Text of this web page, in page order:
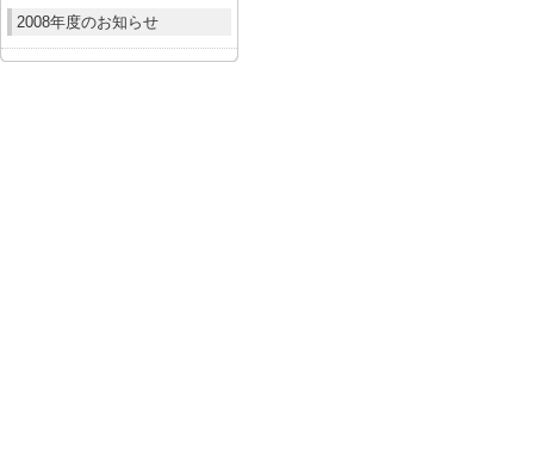
2008年度のお知らせ